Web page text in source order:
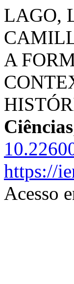
LAGO,
A
Ciências
https://
Acesso